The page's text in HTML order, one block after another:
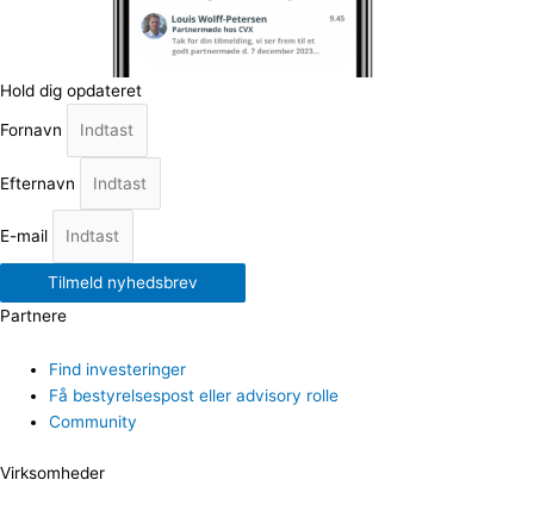
Hold dig opdateret
Fornavn
Efternavn
E-mail
Tilmeld nyhedsbrev
Partnere
Find investeringer
Få bestyrelsespost eller advisory rolle
Community
Virksomheder